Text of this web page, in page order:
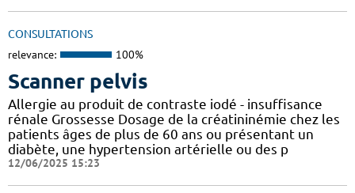
CONSULTATIONS
relevance: 100%
Scanner pelvis
Allergie au produit de contraste iodé - insuffisance
rénale Grossesse Dosage de la créatininémie chez les
patients âges de plus de 60 ans ou présentant un
diabète, une hypertension artérielle ou des p
12/06/2025 15:23